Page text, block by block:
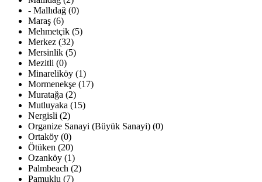
- Mallıdağ (0)
Maraş (6)
Mehmetçik (5)
Merkez (32)
Mersinlik (5)
Mezitli (0)
Minareliköy (1)
Mormenekşe (17)
Muratağa (2)
Mutluyaka (15)
Nergisli (2)
Organize Sanayi (Büyük Sanayi) (0)
Ortaköy (0)
Ötüken (20)
Ozanköy (1)
Palmbeach (2)
Pamuklu (7)